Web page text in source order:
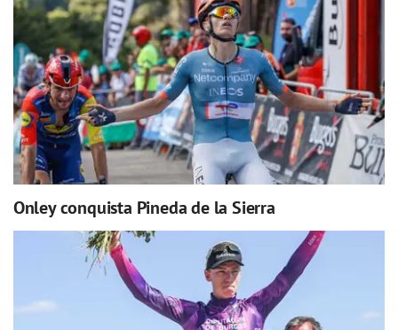
Onley conquista Pineda de la Sierra